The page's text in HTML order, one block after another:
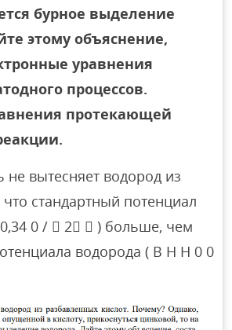
бурное выделение
этому объяснение,
уравнения
процессов.
протекающей
вытесняет водород из
что стандартный потенциал
0 /  2  ) больше, чем
водорода ( B H H 0 0